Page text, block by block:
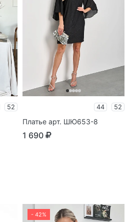
52 44 52
Платье арт. ШЮ653-8
1 690
- 42%